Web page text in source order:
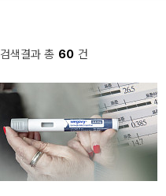
검색결과 총 60 건